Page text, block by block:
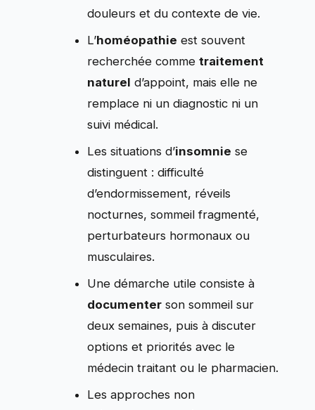
douleurs et du contexte de vie.
L’homéopathie est souvent
recherchée commetraitement
naturel d’appoint, mais elle ne
remplace ni un diagnostic ni un
suivi médical.
Les situations d’insomnie se
distinguent : difficulté
d’endormissement, réveils
nocturnes, sommeil fragmenté,
perturbateurs hormonaux ou
musculaires.
Une démarche utile consiste à
documenter son sommeil sur
deux semaines, puis à discuter
options et priorités avec le
médecin traitant ou le pharmacien.
Les approches non